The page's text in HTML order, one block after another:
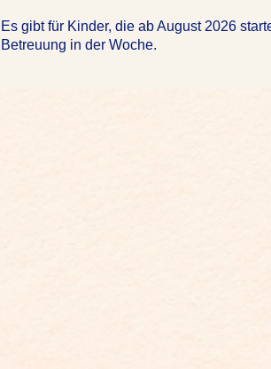
Es gibt für Kinder, die ab August 2026
Betreuung in der Woche.